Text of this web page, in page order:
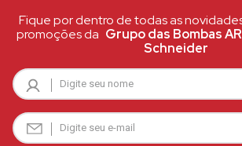
Fique por dentro de todas as
promoções da Grupo das Bombas
Schneider